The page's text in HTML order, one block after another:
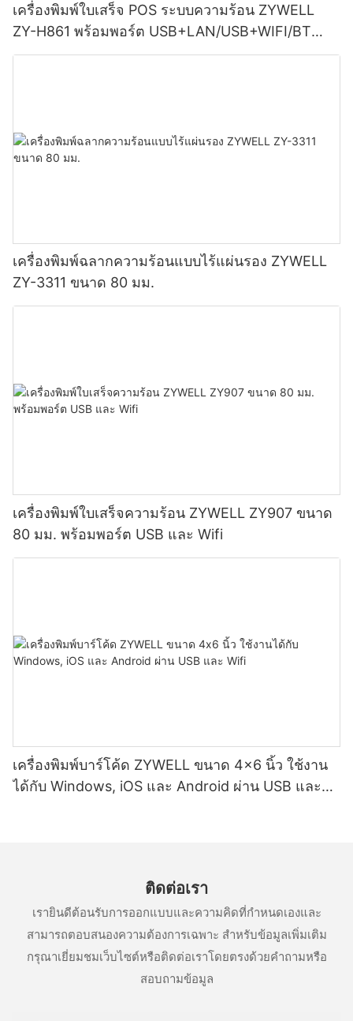
เครื่องพิมพ์ใบเสร็จ POS ระบบความร้อน ZYWELL
ZY-H861 พร้อมพอร์ต USB+LAN/USB+WIFI/BT
(เลือกได้) สีดำ
เครื่องพิมพ์ฉลากความร้อนแบบไร้แผ่นรอง ZYWELL
ZY-3311 ขนาด 80 มม.
เครื่องพิมพ์ใบเสร็จความร้อน ZYWELL ZY907 ขนาด
80 มม. พร้อมพอร์ต USB และ Wifi
เครื่องพิมพ์บาร์โค้ด ZYWELL ขนาด 4x6 นิ้ว ใช้งาน
ได้กับ Windows, iOS และ Android ผ่าน USB และ
ติดต่อเรา
เรายินดีต้อนรับการออกแบบและความคิดที่กำหนดเองและ
สามารถตอบสนองความต้องการเฉพาะ สำหรับข้อมูลเพิ่มเติม
กรุณาเยี่ยมชมเว็บไซต์หรือติดต่อเราโดยตรงด้วยคำถามหรือ
สอบถามข้อมูล